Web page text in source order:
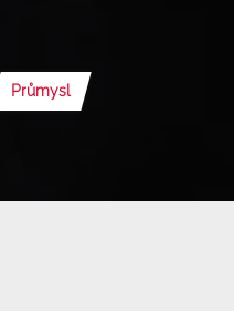
Průmysl